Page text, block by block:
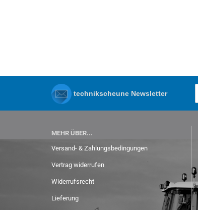
technikscheune Newsletter
MEHR ÜBER...
Versand- & Zahlungsbedingungen
Vertrag widerrufen
Widerrufsrecht
Lieferung